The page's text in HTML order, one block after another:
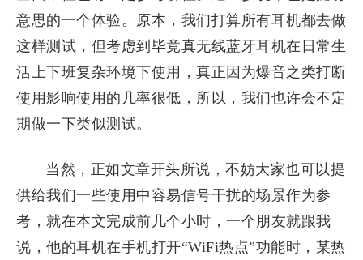
意思的一个体验。原本，我们打算所有耳机都去做
这样测试，但考虑到毕竟真无线蓝牙耳机在日常生
活上下班复杂环境下使用，真正因为爆音之类打断
使用影响使用的几率很低，所以，我们也许会不定
期做一下类似测试。
当然，正如文章开头所说，不妨大家也可以提
供给我们一些使用中容易信号干扰的场景作为参
考，就在本文完成前几个小时，一个朋友就跟我
说，他的耳机在手机打开“WiFi热点”功能时，某热